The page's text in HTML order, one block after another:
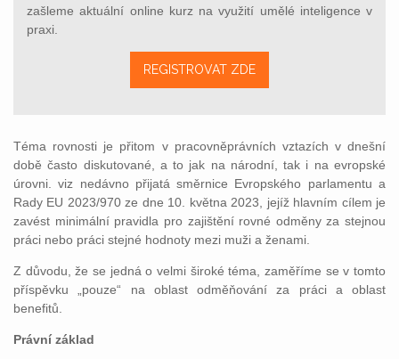
zašleme aktuální online kurz na využití umělé inteligence v
praxi.
REGISTROVAT ZDE
Téma rovnosti je přitom v pracovněprávních vztazích v dnešní
době často diskutované, a to jak na národní, tak i na evropské
úrovni. viz nedávno přijatá směrnice Evropského parlamentu a
Rady EU 2023/970 ze dne 10. května 2023, jejíž hlavním cílem je
zavést minimální pravidla pro zajištění rovné odměny za stejnou
práci nebo práci stejné hodnoty mezi muži a ženami.
Z důvodu, že se jedná o velmi široké téma, zaměříme se v tomto
příspěvku „pouze“ na oblast odměňování za práci a oblast
benefitů.
Právní základ